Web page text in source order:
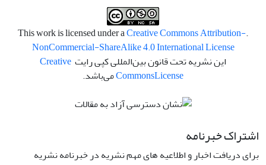
.This work is licensed under a
Creative Commons Attribution-
NonCommercial-ShareAlike 4.0 International License
این نشریه تحت قانون بین‌المللی کپی رایت Creative
CommonsLicense می‌باشد.
اشتراک خبرنامه
برای دریافت اخبار و اطلاعیه های مهم نشریه در خبرنامه نشریه